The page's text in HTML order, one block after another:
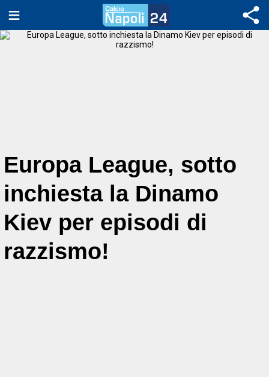
Europa League, sotto
inchiesta la Dinamo
Kiev per episodi di
razzismo!